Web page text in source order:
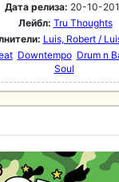
Дата релиза: 20-10-
Лейбл: Tru Thoughts
Luis, Robert /
Downtempo Drum n
Soul